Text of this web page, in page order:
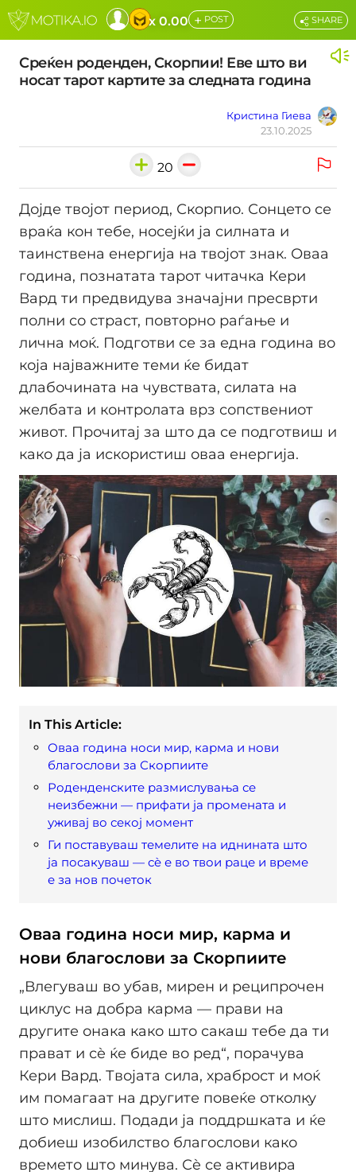
x 0.00 + POST
Среќен роденден, Скорпии! Еве што ви
носат тарот картите за следната година
Кристина Гиева
23.10.2025
SHARE
20
Дојде твојот период, Скорпио. Сонцето се
враќа кон тебе, носејќи ја силната и
таинствена енергија на твојот знак. Оваа
година, познатата тарот читачка Кери
Вард ти предвидува значајни пресврти
полни со страст, повторно раѓање и
лична моќ. Подготви се за една година во
која најважните теми ќе бидат
длабочината на чувствата, силата на
желбата и контролата врз сопствениот
живот. Прочитај за што да се подготвиш и
како да ја искористиш оваа енергија.
In This Article:
Оваа година носи мир, карма и нови
благослови за Скорпиите
Роденденските размислувања се
неизбежни — прифати ја промената и
уживај во секој момент
Ги поставуваш темелите на иднината што
ја посакуваш — сè е во твои раце и време
е за нов почеток
Оваа година носи мир, карма и
нови благослови за Скорпиите
„Влегуваш во убав, мирен и реципрочен
циклус на добра карма — прави на
другите онака како што сакаш тебе да ти
прават и сè ќе биде во ред“, порачува
Кери Вард. Твојата сила, храброст и моќ
им помагаат на другите повеќе отколку
што мислиш. Подади ја поддршката и ќе
добиеш изобилство благослови како
времето што минува. Сè се активира